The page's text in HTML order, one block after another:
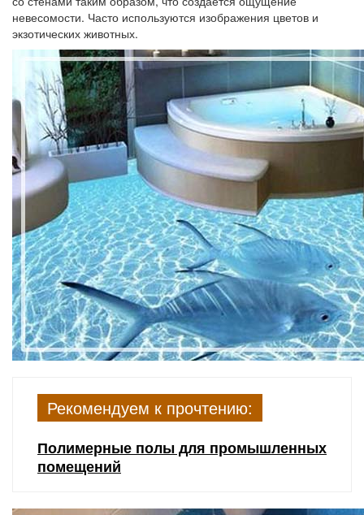
невесомости. Часто используются изображения цветов и
экзотических животных.
Рекомендуем к прочтению:
Полимерные полы для промышленных
помещений